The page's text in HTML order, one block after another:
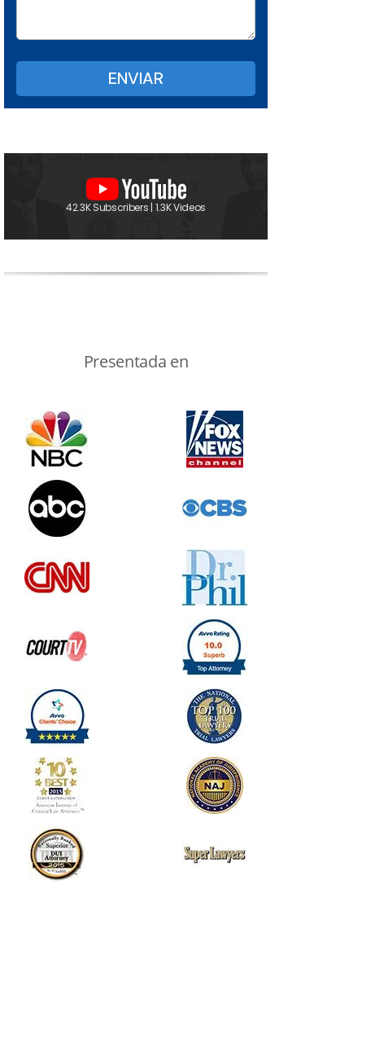
42.3K Subscribers | 1.3K Videos
Presentada en